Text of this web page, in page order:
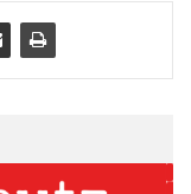
wünschten Prof. Dr.